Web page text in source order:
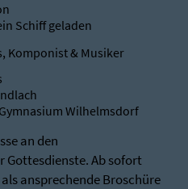
Schiff geladen
Komponist & Musiker
Wilhelmsdorf
an den
Ab sofort
ansprechende Broschüre